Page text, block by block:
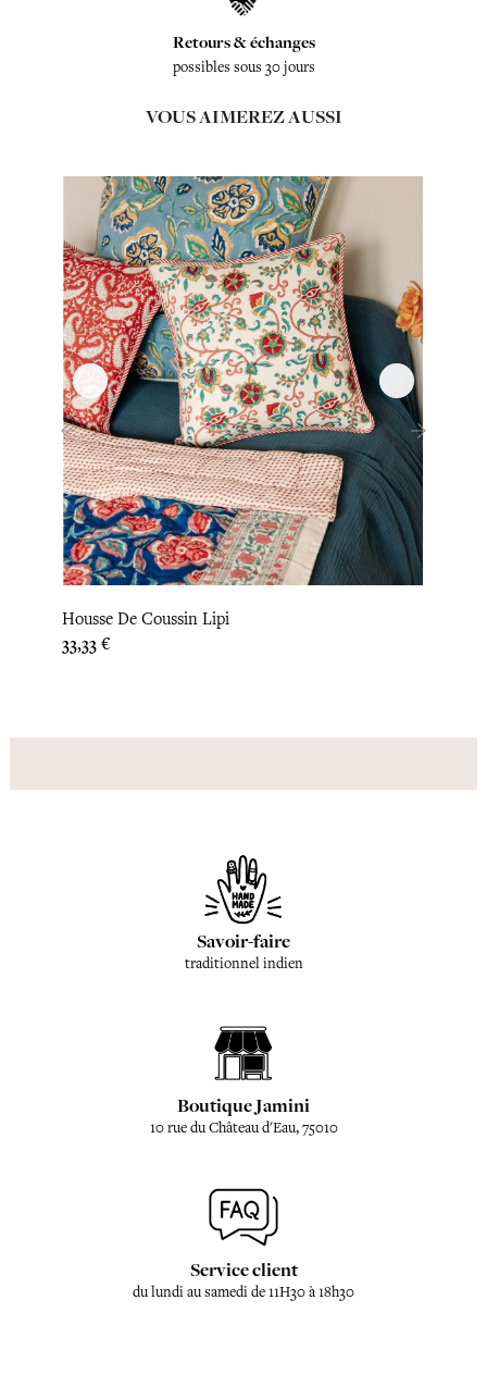
Retours & échanges
possibles sous 30 jours
VOUS AIMEREZ AUSSI
Housse De Coussin Lipi
Prix
33,33 €
‹ ›
Savoir-faire
traditionnel indien
Boutique Jamini
10 rue du Château d'Eau, 75010
Service client
du lundi au samedi de 11H30 à 18h30